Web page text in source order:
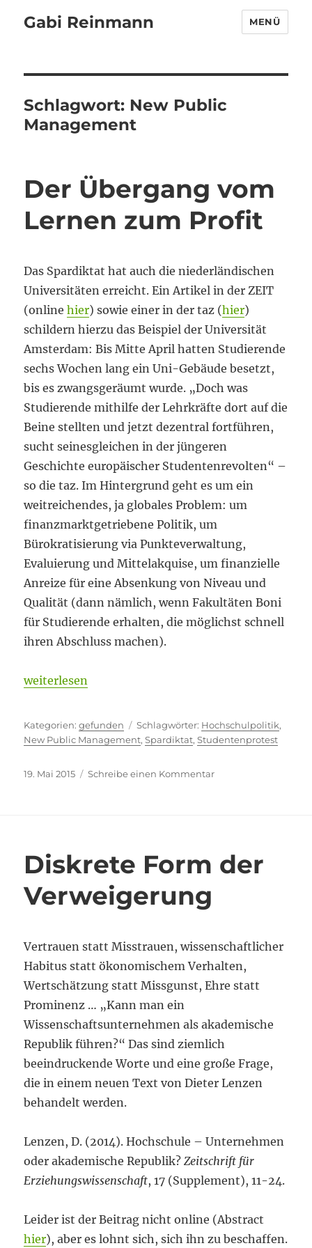
Gabi Reinmann MENÜ
Schlagwort: New Public
Management
Der Übergang vom
Lernen zum Profit
Das Spardiktat hat auch die niederländischen
Universitäten erreicht. Ein Artikel in der ZEIT
(onlinehier) sowie einer in der taz (hier)
schildern hierzu das Beispiel der Universität
Amsterdam: Bis Mitte April hatten Studierende
sechs Wochen lang ein Uni-Gebäude besetzt,
bis es zwangsgeräumt wurde. „Doch was
Studierende mithilfe der Lehrkräfte dort auf die
Beine stellten und jetzt dezentral fortführen,
sucht seinesgleichen in der jüngeren
Geschichte europäischer Studentenrevolten“ –
so die taz. Im Hintergrund geht es um ein
weitreichendes, ja globales Problem: um
finanzmarktgetriebene Politik, um
Bürokratisierung via Punkteverwaltung,
Evaluierung und Mittelakquise, um finanzielle
Anreize für eine Absenkung von Niveau und
Qualität (dann nämlich, wenn Fakultäten Boni
für Studierende erhalten, die möglichst schnell
ihren Abschluss machen).
„Der Übergang vom Lernen zum Profit“
weiterlesen
Kategorien
gefunden Schlagwörter
Hochschulpolitik,
New Public Management,Spardiktat,Studentenprotest
Veröffentlicht
19. Mai 2015 Schreibe einen Kommentarzu
Profit
Diskrete Form der
Verweigerung
Vertrauen statt Misstrauen, wissenschaftlicher
Habitus statt ökonomischem Verhalten,
Wertschätzung statt Missgunst, Ehre statt
Prominenz … „Kann man ein
Wissenschaftsunternehmen als akademische
Republik führen?“ Das sind ziemlich
beeindruckende Worte und eine große Frage,
die in einem neuen Text von Dieter Lenzen
behandelt werden.
Lenzen, D. (2014). Hochschule – Unternehmen
oder akademische Republik?Zeitschrift für
Erziehungswissenschaft, 17 (Supplement), 11-24.
Leider ist der Beitrag nicht online (Abstract
hier), aber es lohnt sich, sich ihn zu beschaffen.